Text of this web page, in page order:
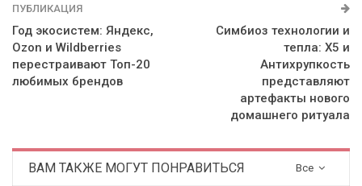
ПУБЛИКАЦИЯ
Год экосистем: Яндекс,
Ozon и Wildberries
перестраивают Топ-20
любимых брендов
Симбиоз технологии и
тепла: Х5 и
Антихрупкость
представляют
артефакты нового
домашнего ритуала
Все
ВАМ ТАКЖЕ МОГУТ ПОНРАВИТЬСЯ